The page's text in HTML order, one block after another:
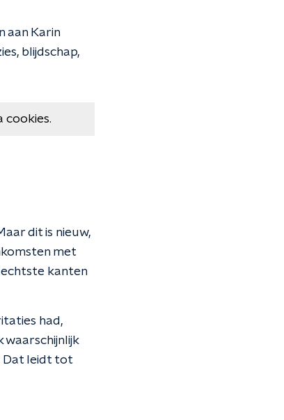
aan Karin
blijdschap,
cookies.
dit is nieuw,
met
kanten
had,
waarschijnlijk
Dat leidt tot